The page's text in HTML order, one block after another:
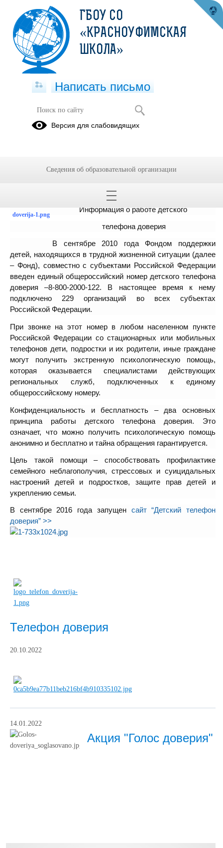
Детский телефон доверия
жизненной ситуации.
http://fond-detyam.ru/detskiy-telefon-doveriya/
Информация о работе детского
телефона доверия
В сентябре 2010 года Фондом поддержки
детей, находящихся в трудной жизненной ситуации (далее
– Фонд), совместно с субъектами Российской Федерации
введен единый общероссийский номер детского телефона
доверия –8-800-2000-122. В настоящее время к нему
подключено 229 организаций во всех субъектах
Российской Федерации.
При звонке на этот номер в любом населенном пункте
Российской Федерации со стационарных или мобильных
телефонов дети, подростки и их родители, иные граждане
могут получить экстренную психологическую помощь,
которая оказывается специалистами действующих
региональных служб, подключенных к единому
общероссийскому номеру.
Конфиденциальность и бесплатность – два основных
принципа работы детского телефона доверия. Это
означает, что можно получить психологическую помощь
анонимно и бесплатно и тайна обращения гарантируется.
Цель такой помощи – способствовать профилактике
семейного неблагополучия, стрессовых и суицидальных
настроений детей и подростков, защите прав детей и
укреплению семьи.
В сентябре 2016 года запущен сайт “Детский телефон
доверия” >>
Телефон доверия
20.10.2022
14.01.2022
Акция "Голос доверия"
ГБОУ СО
«КРАСНОУФИМСКАЯ
ШКОЛА»
Написать письмо
Версия для слабовидящих
Сведения об образовательной организации